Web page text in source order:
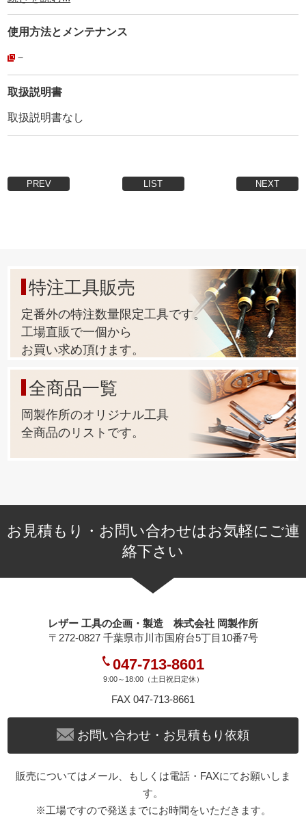
・
②刻印ナンバーとMADE IN JAPANを打刻しています。
・
③全体にメッキ加工を施しています。
・
④持ち手部分に、アヤメ加工を施して滑り止めにしていま
使用方法と メンテナンス
－
取扱説明書
取扱説明書なし
PREV LIST NEXT
特注工具販売
定番外の特注数量限定工具です。
工場直販で一個から
お買い求め頂けます。
全商品一覧
岡製作所のオリジナル工具
全商品のリストです。
お見積もり・お問い合わせはお気軽にご連
絡下さい
レザー 工具の企画・製造 株式会社 岡製作所
〒272-0827 千葉県市川市国府台5丁目10番7号
047-713-8601
9:00～18:00（土日祝日定休）
FAX 047-713-8661
お問い合わせ・お見積もり依頼
販売についてはメール、もしくは電話・FAXにてお願いしま
す。
※工場ですので発送までにお時間をいただきます。